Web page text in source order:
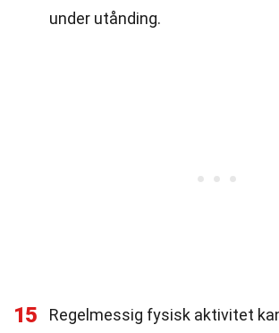
under utånding.
15
Regelmessig fysisk aktivitet